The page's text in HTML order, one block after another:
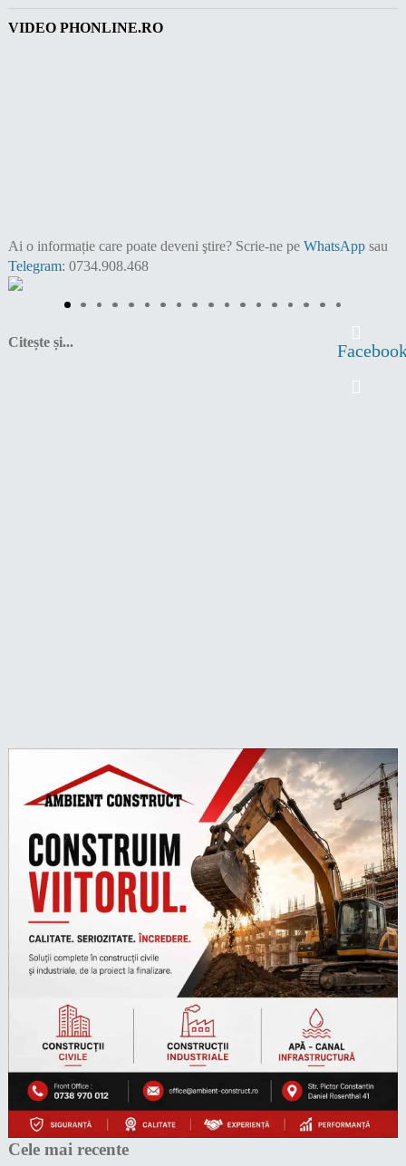
VIDEO PHONLINE.RO
Ai o informație care poate deveni ştire? Scrie-ne pe WhatsAppsau
Telegram: 0734.908.468
Citește și...
Cele mai recente